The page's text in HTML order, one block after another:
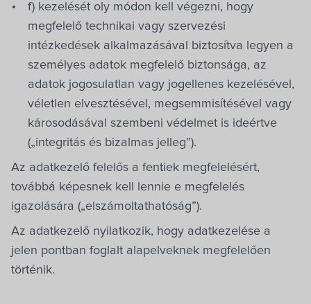
f) kezelését oly módon kell végezni, hogy
megfelelő technikai vagy szervezési
intézkedések alkalmazásával biztosítva legyen a
személyes adatok megfelelő biztonsága, az
adatok jogosulatlan vagy jogellenes kezelésével,
véletlen elvesztésével, megsemmisítésével vagy
károsodásával szembeni védelmet is ideértve
(„integritás és bizalmas jelleg”).
Az adatkezelő felelős a fentiek megfelelésért,
továbbá képesnek kell lennie e megfelelés
igazolására („elszámoltathatóság”).
Az adatkezelő nyilatkozik, hogy adatkezelése a
jelen pontban foglalt alapelveknek megfelelően
történik.